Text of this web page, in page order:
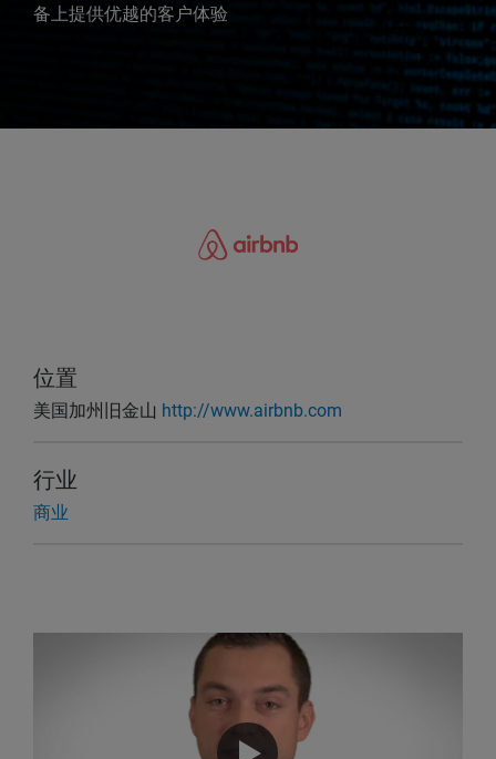
备上提供优越的客户体验
位置
美国加州旧金山 http://www.airbnb.com
行业
商业